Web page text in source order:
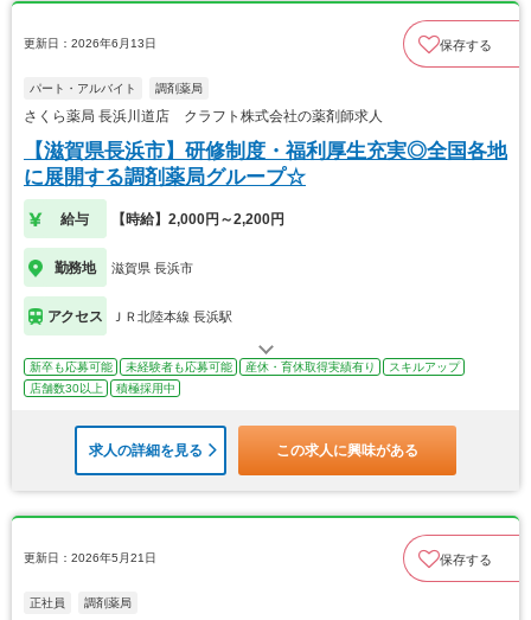
更新日：2026年6月13日 保存する
パート・アルバイト 調剤薬局
さくら薬局 長浜川道店 クラフト株式会社の薬剤師求人
【滋賀県長浜市】研修制度・福利厚生充実◎全国各地
に展開する調剤薬局グループ☆
給与 【時給】2,000円～2,200円
勤務地 滋賀県 長浜市
アクセス ＪＲ北陸本線 長浜駅
新卒も応募可能 未経験者も応募可能 産休・育休取得実績有り
スキルアップ
店舗数30以上
積極採用中
求人の詳細を見る この求人に興味がある
更新日：2026年5月21日 保存する
正社員 調剤薬局